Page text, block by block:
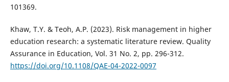
101369.
Khaw, T.Y. & Teoh, A.P. (2023). Risk management in higher
education research: a systematic literature review. Quality
Assurance in Education, Vol. 31 No. 2, pp. 296-312.
https://doi.org/10.1108/QAE-04-2022-0097